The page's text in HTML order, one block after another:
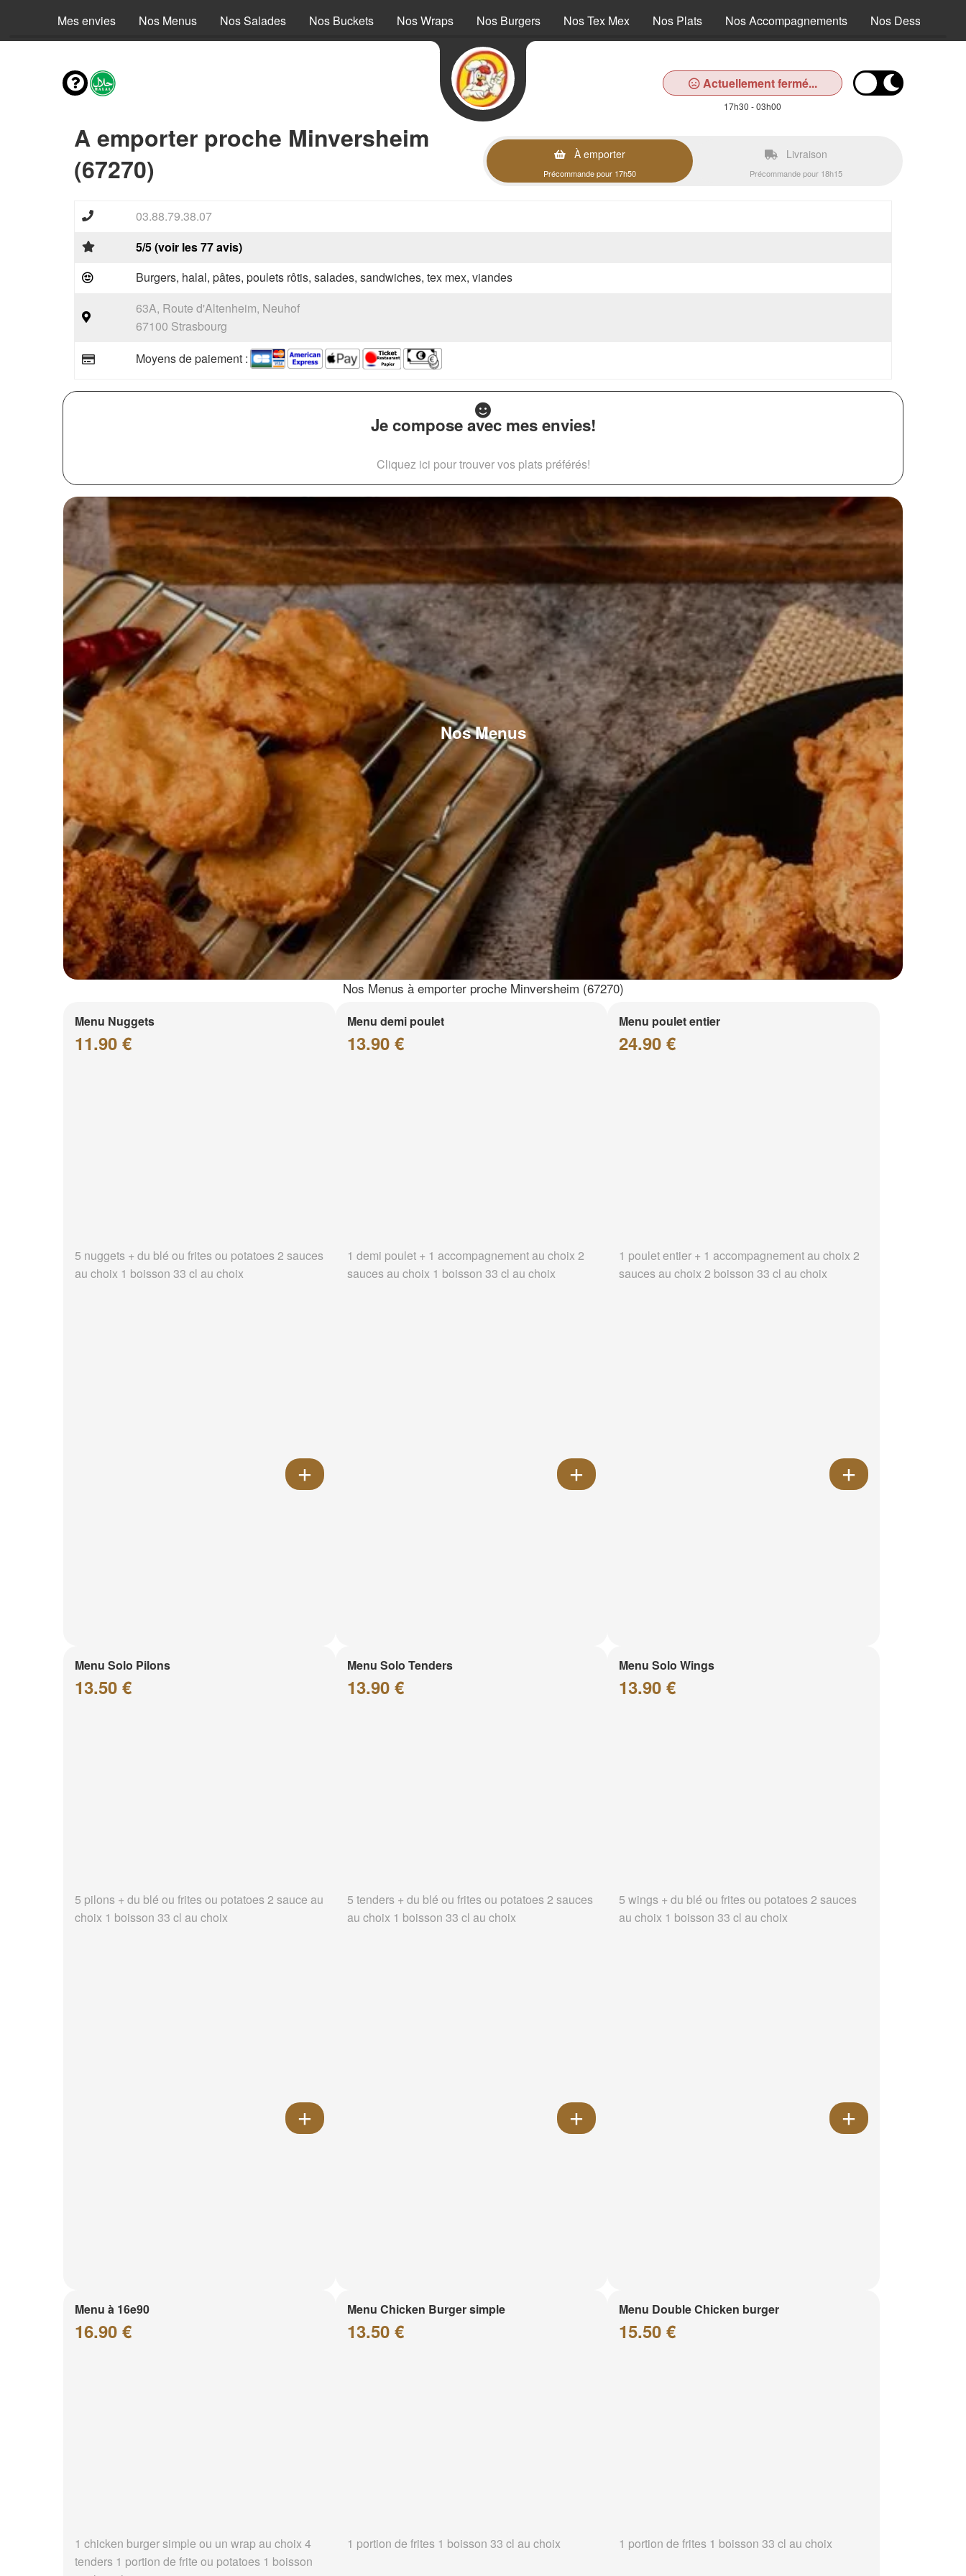
Mes envies Nos Menus Nos Salades Nos Buckets Nos Wraps Nos Burgers Nos Tex Mex Nos Plats Nos Accompagnements Nos Desserts
Actuellement fermé...
17h30 - 03h00
A emporter proche Minversheim
(67270)
À emporter
Précommande pour 17h50
Livraison
Précommande pour 18h15
03.88.79.38.07
5/5 (voir les 77 avis)
Burgers, halal, pâtes, poulets rôtis, salades, sandwiches, tex mex, viandes
63A, Route d'Altenheim, Neuhof
67100 Strasbourg
Moyens de paiement :
Je compose avec mes envies!
Cliquez ici pour trouver vos plats préférés!
Nos Menus
Nos Menus à emporter proche Minversheim (67270)
Menu Nuggets
11.90 €
5 nuggets + du blé ou frites ou potatoes 2 sauces
au choix 1 boisson 33 cl au choix
Menu demi poulet
13.90 €
1 demi poulet + 1 accompagnement au choix 2
sauces au choix 1 boisson 33 cl au choix
Menu poulet entier
24.90 €
1 poulet entier + 1 accompagnement au choix 2
sauces au choix 2 boisson 33 cl au choix
Menu Solo Pilons
13.50 €
5 pilons + du blé ou frites ou potatoes 2 sauce au
choix 1 boisson 33 cl au choix
Menu Solo Tenders
13.90 €
5 tenders + du blé ou frites ou potatoes 2 sauces
au choix 1 boisson 33 cl au choix
Menu Solo Wings
13.90 €
5 wings + du blé ou frites ou potatoes 2 sauces
au choix 1 boisson 33 cl au choix
Menu à 16e90
16.90 €
1 chicken burger simple ou un wrap au choix 4
tenders 1 portion de frite ou potatoes 1 boisson
Menu Chicken Burger simple
13.50 €
1 portion de frites 1 boisson 33 cl au choix
Menu Double Chicken burger
15.50 €
1 portion de frites 1 boisson 33 cl au choix